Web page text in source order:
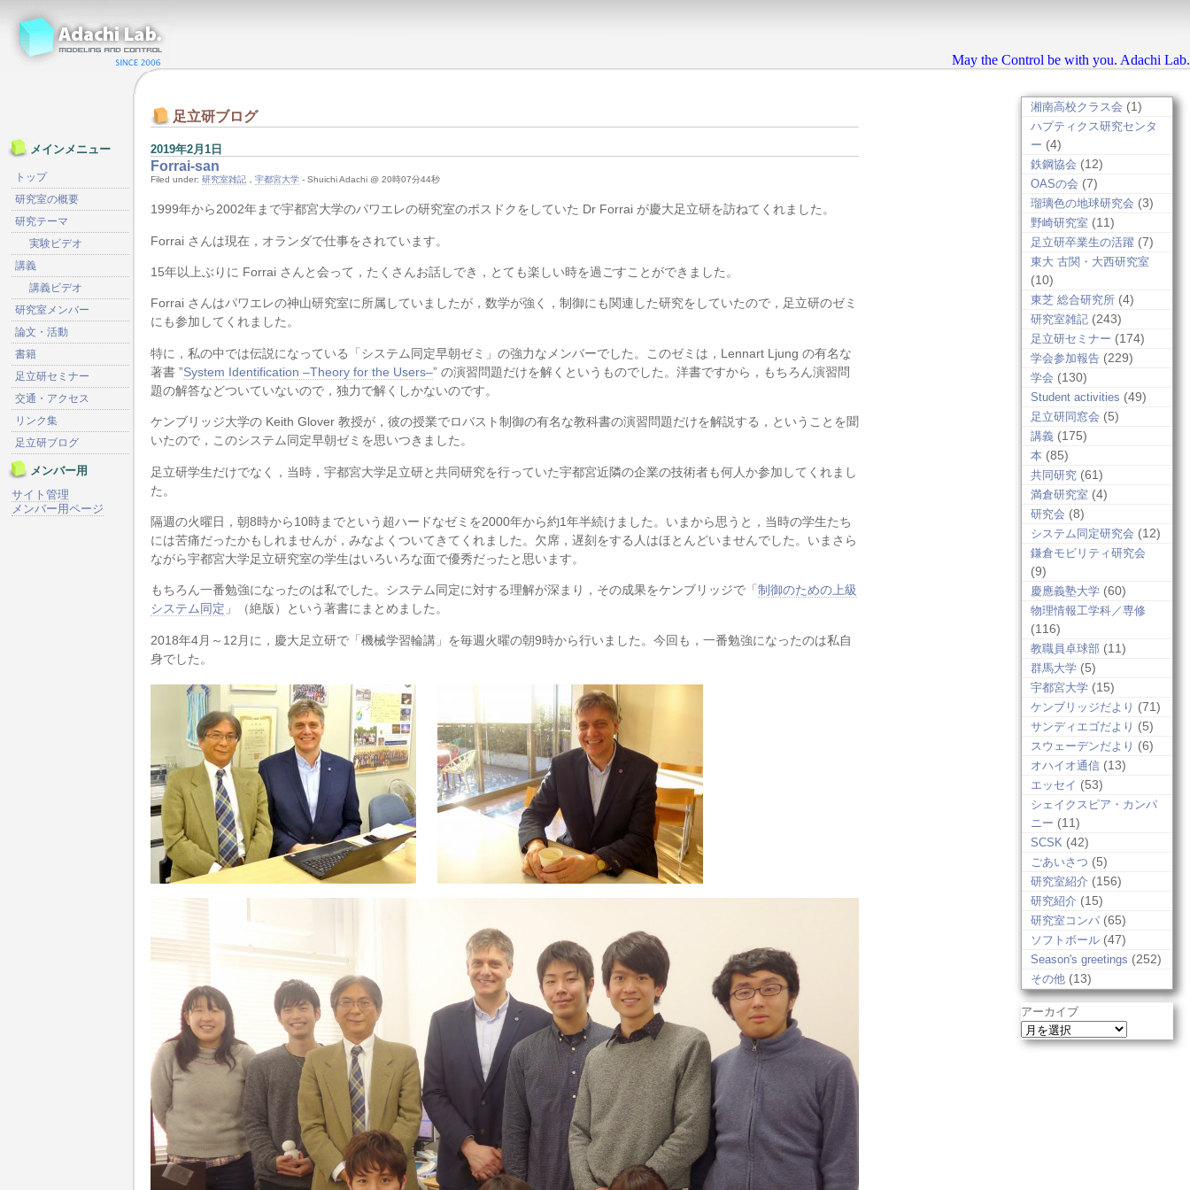
May the Control be with you. Adachi Lab.
足立研ブログ
2019年2月1日
Forrai-san
Filed under: 研究室雑記 宇都宮大学 - Shuichi Adachi @ 20時07分44秒
1999年から2002年まで宇都宮大学のパワエレの研究室のポスドクをしていた Dr Forrai が慶大足立研を訪ねてくれました。
Forrai さんは現在，オランダで仕事をされています。
15年以上ぶりに Forrai さんと会って，たくさんお話しでき，とても楽しい時を過ごすことができました。
Forrai さんはパワエレの神山研究室に所属していましたが，数学が強く，制御にも関連した研究をしていたので，足立研のゼミ
にも参加してくれました。
特に，私の中では伝説になっている「システム同定早朝ゼミ」の強力なメンバーでした。このゼミは，Lennart Ljung の有名な
著書 ”System Identification –Theory for the Users–” の演習問題だけを解くというものでした。洋書ですから，もちろん演習問
題の解答などついていないので，独力で解くしかないのです。
ケンブリッジ大学の Keith Glover 教授が，彼の授業でロバスト制御の有名な教科書の演習問題だけを解説する，ということを聞
いたので，このシステム同定早朝ゼミを思いつきました。
足立研学生だけでなく，当時，宇都宮大学足立研と共同研究を行っていた宇都宮近隣の企業の技術者も何人か参加してくれまし
た。
隔週の火曜日，朝8時から10時までという超ハードなゼミを2000年から約1年半続けました。いまから思うと，当時の学生たち
には苦痛だったかもしれませんが，みなよくついてきてくれました。欠席，遅刻をする人はほとんどいませんでした。いまさら
ながら宇都宮大学足立研究室の学生はいろいろな面で優秀だったと思います。
もちろん一番勉強になったのは私でした。システム同定に対する理解が深まり，その成果をケンブリッジで「 制御のための上級
システム同定 」（絶版）という著書にまとめました。
2018年4月～12月に，慶大足立研で「機械学習輪講」を毎週火曜の朝9時から行いました。今回も，一番勉強になったのは私自
身でした。
湘南高校クラス会 (1)
ハプティクス研究センタ
ー (4)
鉄鋼協会 (12)
OASの会 (7)
瑠璃色の地球研究会 (3)
野崎研究室 (11)
足立研卒業生の活躍 (7)
東大 古関・大西研究室
(10)
東芝 総合研究所 (4)
研究室雑記 (243)
足立研セミナー (174)
学会参加報告 (229)
学会 (130)
Student activities (49)
足立研同窓会 (5)
講義 (175)
本 (85)
共同研究 (61)
満倉研究室 (4)
研究会 (8)
システム同定研究会 (12)
鎌倉モビリティ研究会
(9)
慶應義塾大学 (60)
物理情報工学科／専修
(116)
教職員卓球部 (11)
群馬大学 (5)
宇都宮大学 (15)
ケンブリッジだより (71)
サンディエゴだより (5)
スウェーデンだより (6)
オハイオ通信 (13)
エッセイ (53)
シェイクスピア・カンパ
ニー (11)
SCSK (42)
ごあいさつ (5)
研究室紹介 (156)
研究紹介 (15)
研究室コンパ (65)
ソフトボール (47)
Season's greetings (252)
その他 (13)
アーカイブ
メインメニュー
トップ
研究室の概要
研究テーマ
実験ビデオ
講義
講義ビデオ
研究室メンバー
論文・活動
書籍
足立研セミナー
交通・アクセス
リンク集
足立研ブログ
メンバー用
サイト管理
メンバー用ページ